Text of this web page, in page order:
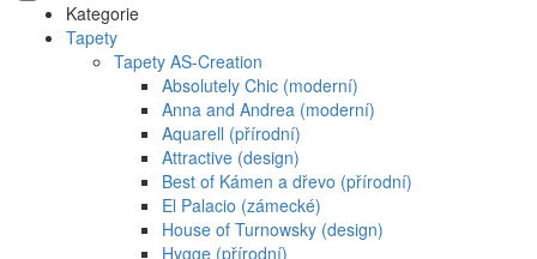
Kategorie
Tapety
Tapety AS-Creation
Absolutely Chic (moderní)
Anna and Andrea (moderní)
Aquarell (přírodní)
Attractive (design)
Best of Kámen a dřevo (přírodní)
El Palacio (zámecké)
House of Turnowsky (design)
Hygge (přírodní)